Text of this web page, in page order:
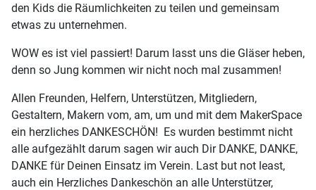
den Kids die Räumlichkeiten zu teilen und gemeinsam
etwas zu unternehmen.
WOW es ist viel passiert! Darum lasst uns die Gläser heben,
denn so Jung kommen wir nicht noch mal zusammen!
Allen Freunden, Helfern, Unterstützen, Mitgliedern,
Gestaltern, Makern vom, am, um und mit dem MakerSpace
ein herzliches DANKESCHÖN! Es wurden bestimmt nicht
alle aufgezählt darum sagen wir auch Dir DANKE, DANKE,
DANKE für Deinen Einsatz im Verein. Last but not least,
auch ein Herzliches Dankeschön an alle Unterstützer,